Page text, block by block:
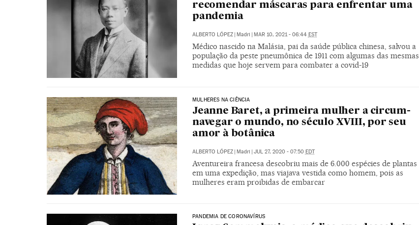
recomendar máscaras para enfrentar uma
pandemia
ALBERTO LÓPEZ Madri MAR 10, 2021 - 06:44 EST
Médico nascido na Malásia, pai da saúde pública chinesa, salvou a
população da peste pneumônica de 1911 com algumas das mesmas
medidas que hoje servem para combater a covid-19
MULHERES NA CIÊNCIA
Jeanne Baret, a primeira mulher a circum-
navegar o mundo, no século XVIII, por seu
amor à botânica
ALBERTO LÓPEZ | Madri | JUL 27, 2020 - 07:50 EDT
Aventureira francesa descobriu mais de 6.000 espécies de plantas
em uma expedição, mas viajava vestida como homem, pois as
mulheres eram proibidas de embarcar
PANDEMIA DE CORONAVÍRUS